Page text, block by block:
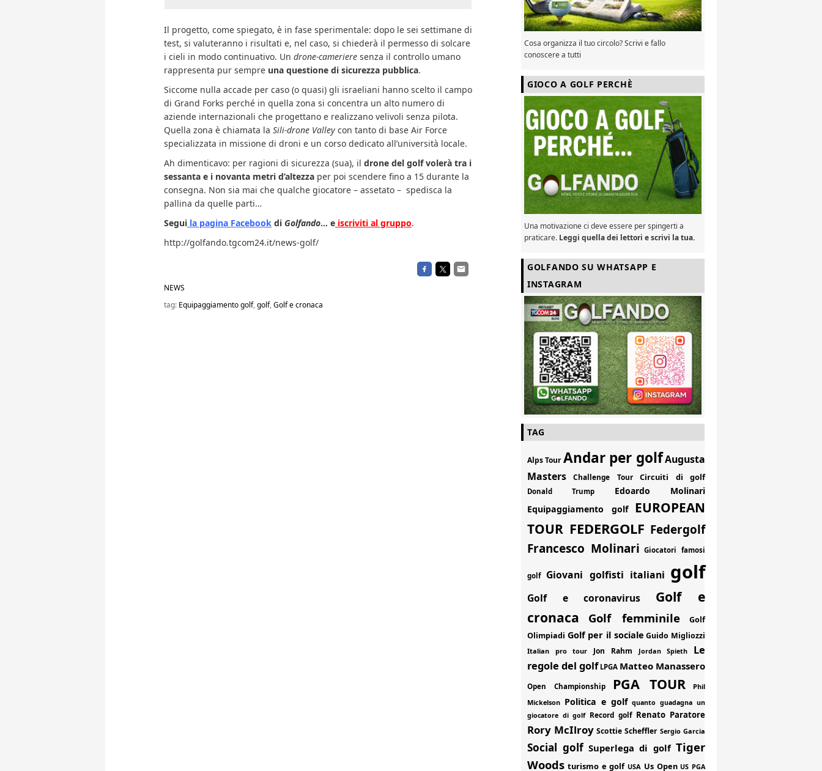
Il progetto, come spiegato, è in fase sperimentale: dopo le sei settimane di
test, si valuteranno i risultati e, nel caso, si chiederà il permesso di solcare
i cieli in modo continuativo. Un drone-cameriere senza il controllo umano
rappresenta pur sempre una questione di sicurezza pubblica.
Siccome nulla accade per caso (o quasi) gli israeliani hanno scelto il campo
di Grand Forks perché in quella zona si concentra un alto numero di
aziende internazionali che progettano e realizzano velivoli senza pilota.
Quella zona è chiamata la Sili-drone Valley con tanto di base Air Force
specializzata in missione di droni e un corso dedicato all’università locale.
Ah dimenticavo: per ragioni di sicurezza (sua), il drone del golf volerà tra i
sessanta e i novanta metri d’altezza per poi scendere fino a 15 durante la
consegna. Non sia mai che qualche giocatore – assetato – spedisca la
pallina da quelle parti…
Segui la pagina Facebook di Golfando… e iscriviti al gruppo.
http://golfando.tgcom24.it/news-golf/
NEWS
tag: Equipaggiamento golf,golf,Golf e cronaca
Cosa organizza il tuo circolo? Scrivi e fallo
conoscere a tutti
GIOCO A GOLF PERCHÈ
Una motivazione ci deve essere per spingerti a
praticare. Leggi quella dei lettori e scrivi la tua.
GOLFANDO SU WHATSAPP E
INSTAGRAM
TAG
Alps Tour Andar per golfAugusta
Masters
Challenge Tour Circuiti di golf
Donald Trump
Edoardo Molinari
Equipaggiamento golf
EUROPEAN
TOUR FEDERGOLF Federgolf
Francesco Molinari Giocatori famosi
golf Giovani golfisti italiani golf
Golf e coronavirus
Golf e
cronaca
Golf femminile
Golf
Olimpiadi Golf per il sociale Guido Migliozzi
Italian pro tour Jon Rahm Jordan Spieth
Le
regole del golf LPGA Matteo Manassero
Open Championship PGA TOUR
Phil
Mickelson Politica e golf quanto guadagna un
giocatore di golf Record golf Renato Paratore
Rory McIlroy Scottie Scheffler Sergio Garcia
Social golf Superlega di golf Tiger
Woods turismo e golf USA Us Open US PGA